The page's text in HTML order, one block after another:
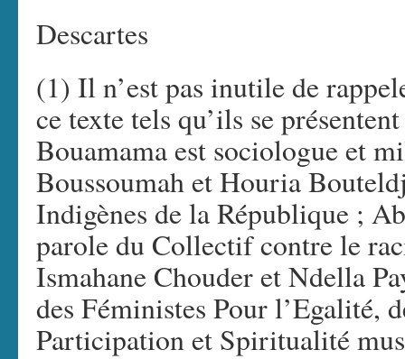
Descartes
(1) Il n’est pas inutile de
ce texte tels qu’ils se
Bouamama est sociologue et
Boussoumah et Houria
Indigènes de la République ;
parole du Collectif contre le
Ismahane Chouder et Ndella
des Féministes Pour l’Egalité,
Participation et Spiritualité